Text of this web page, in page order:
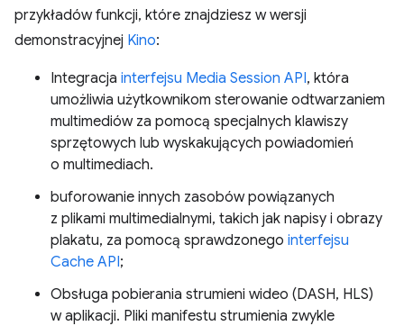
przykładów funkcji, które znajdziesz w wersji
demonstracyjnej Kino:
Integracja interfejsu Media Session API, która
umożliwia użytkownikom sterowanie odtwarzaniem
multimediów za pomocą specjalnych klawiszy
sprzętowych lub wyskakujących powiadomień
o multimediach.
buforowanie innych zasobów powiązanych
z plikami multimedialnymi, takich jak napisy i obrazy
plakatu, za pomocą sprawdzonego interfejsu
Cache API;
Obsługa pobierania strumieni wideo (DASH, HLS)
w aplikacji. Pliki manifestu strumienia zwykle